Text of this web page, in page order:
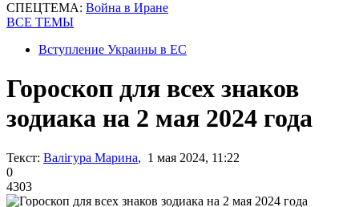
СПЕЦТЕМА: Война в Иране
ВСЕ ТЕМЫ
Вступление Украины в ЕС
Гороскоп для всех знаков
зодиака на 2 мая 2024 года
Текст: Валігура Марина, 1 мая 2024, 11:22
0
4303